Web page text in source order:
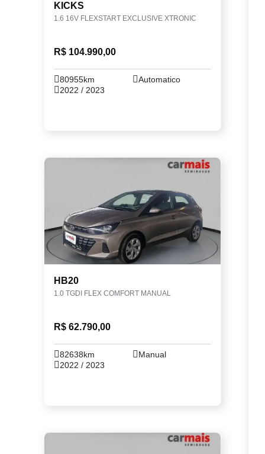
KICKS
1.6 16V FLEXSTART EXCLUSIVE XTRONIC
R$ 104.990,00
80955km
Automatico
2022 / 2023
HB20
1.0 TGDI FLEX COMFORT MANUAL
R$ 62.790,00
82638km
Manual
2022 / 2023